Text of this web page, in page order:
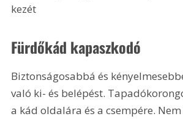
kezét
Fürdőkád kapaszkodó
Biztonságosabbá és
való ki- és belépést.
a kád oldalára és a csempére.